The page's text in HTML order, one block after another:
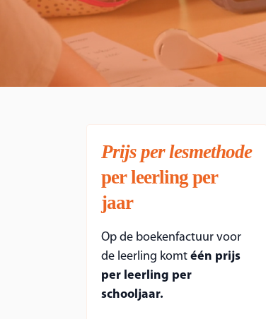
Prijs per lesmethode
per leerling per
jaar
Op de boekenfactuur voor
de leerling komt één prijs
per leerling per
schooljaar.